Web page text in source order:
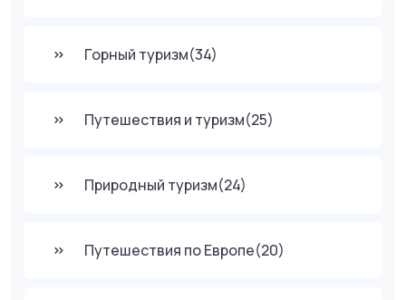
Горный туризм(34)
Путешествия и туризм(25)
Природный туризм(24)
Путешествия по Европе(20)